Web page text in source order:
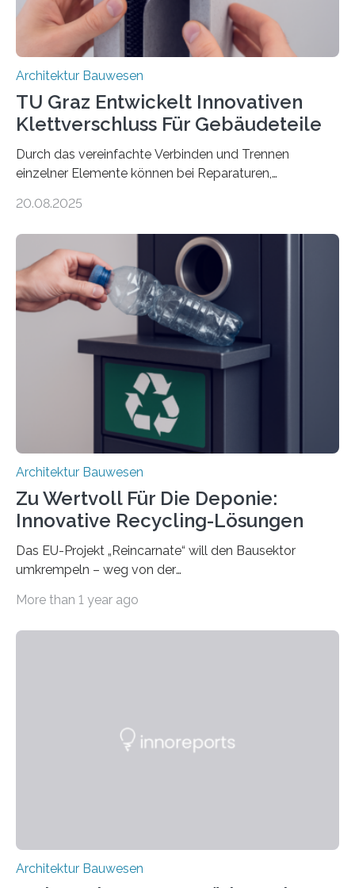
Architektur Bauwesen
TU Graz Entwickelt Innovativen
Klettverschluss Für Gebäudeteile
Durch das vereinfachte Verbinden und Trennen
einzelner Elemente können bei Reparaturen,
Material und Bauschutt eingespart werden. Ein
Projekt ReCon gemeinsam mit Unternehmenspartnern
ein Klett-Verbindungssystem für Gebäude entwickelt:
Damit lassen sich unterschiedliche Gebäudeteile
resilient verbinden und bei Bedarf einfach voneinander
trennen. Der Fokus lag auf der Verbindung von
Bauteilen mit unterschiedlicher Lebensdauer, bei denen
irreversible Verbindungen den Austausch üblicherweise
erschweren. Hierzu untersuchten die Forschenden zwei
unterschiedliche Zugänge. Einerseits klebten sie…
20.08.2025
Architektur Bauwesen
Zu Wertvoll Für Die Deponie:
Innovative Recycling-Lösungen
Das EU-Projekt „Reincarnate“ will den Bausektor
umkrempeln – weg von der
Kreislaufwirtschaft Bei dem schwedischen
Datenbank erfasst sind, neue Baustoffe kreiert werden.
More than 1 year ago
Architektur Bauwesen